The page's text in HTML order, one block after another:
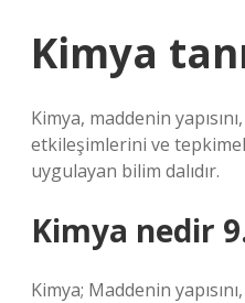
Kimya
Kimya, maddenin
etkileşimlerini ve
uygulayan bilim dalıdır.
Kimya nedir 9.
Kimya; Maddenin